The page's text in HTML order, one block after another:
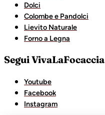
Dolci
Colombe e Pandolci
Lievito Naturale
Forno a Legna
Segui VivaLaFocaccia
Youtube
Facebook
Instagram